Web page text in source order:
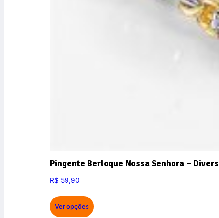
Pingente Berloque Nossa Senhora –
R$ 59,90
Ver opções